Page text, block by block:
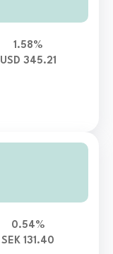
1.58%
USD 345.21
0.54%
SEK 131.40